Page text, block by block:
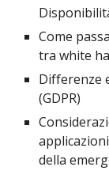
Come
tra white
Differenze
(GDPR)
della